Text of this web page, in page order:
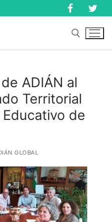
ADIÁN al
Territorial
de
GLOBAL